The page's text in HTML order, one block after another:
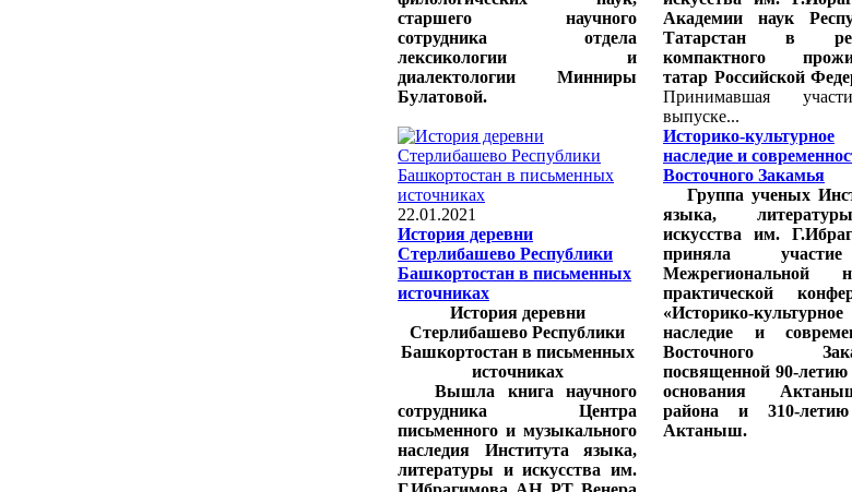
старшего научного
сотрудника отдела
лексикологии и
диалектологии Минниры
Булатовой.
Академии наук
Татарстан в
компактного
татар Российской
Принимавшая
выпуске...
22.01.2021
История деревни
Стерлибашево Республики
Башкортостан в письменных
источниках
История деревни
Стерлибашево Республики
Башкортостан в письменных
источниках
Вышла книга научного
сотрудника Центра
письменного и музыкального
наследия Института языка,
литературы и искусства им.
Историко-культурное
наследие и
Восточного Закамья
Группа ученых
языка,
искусства им.
приняла
Межрегиональной
практической
«Историко-культурное
наследие и
Восточного
посвященной 90-летию
основания
района и 310-
Актаныш.